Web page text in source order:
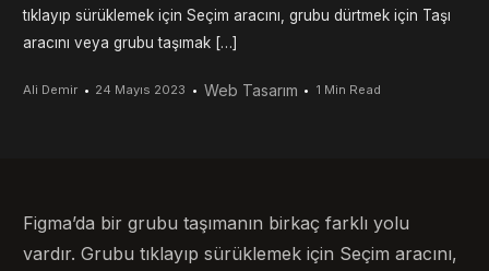
tıklayıp sürüklemek için Seçim aracını, grubu dürtmek için Taşı
aracını veya grubu taşımak […]
Ali Demir 24 Mayıs 2023 Web Tasarım 1 Min Read
Figma’da bir grubu taşımanın birkaç farklı yolu
vardır. Grubu tıklayıp sürüklemek için Seçim aracını,